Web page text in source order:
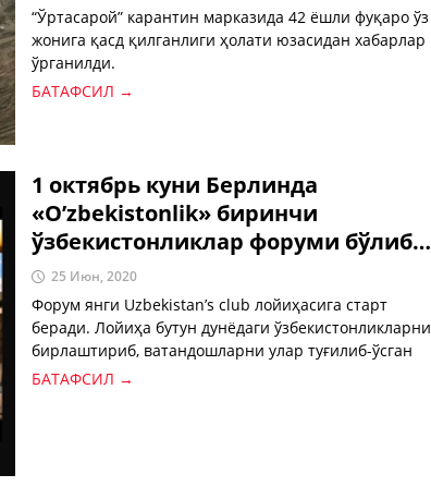
“Ўртасарой” карантин марказида 42 ёшли фуқаро ўз
жонига қасд қилганлиги ҳолати юзасидан хабарлар
ўрганилди.
БАТАФСИЛ →
1 октябрь куни Берлинда
«O’zbekistonlik» биринчи
ўзбекистонликлар форуми бўлиб
ўтади.
25 Июн, 2020
Форум янги Uzbekistan’s club лойиҳасига старт
беради. Лойиҳа бутун дунёдаги ўзбекистонликларни
бирлаштириб, ватандошларни улар туғилиб-ўсган
юрт билан боғловчи кўприкка айланишни мақсад
БАТАФСИЛ →